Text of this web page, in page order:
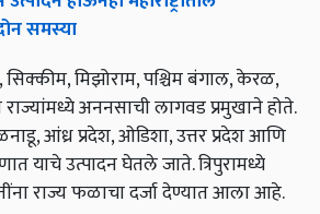
समस्या
,सिक्कीम,मिझोराम,पश्चिम बंगाल,केरळ,
अननसाची लागवड प्रमुखाने होते.
,आंध्र प्रदेश,ओडिशा,उत्तर प्रदेश आणि
याचे उत्पादन घेतले जाते. त्रिपुरामध्ये
राज्य फळाचा दर्जा देण्यात आला आहे.